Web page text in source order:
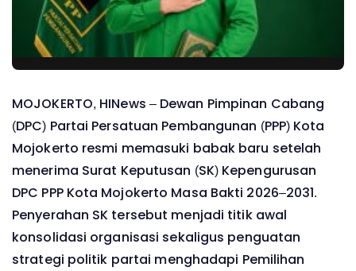
MOJOKERTO, HINews – Dewan Pimpinan Cabang
(DPC) Partai Persatuan Pembangunan (PPP) Kota
Mojokerto resmi memasuki babak baru setelah
menerima Surat Keputusan (SK) Kepengurusan
DPC PPP Kota Mojokerto Masa Bakti 2026–2031.
Penyerahan SK tersebut menjadi titik awal
konsolidasi organisasi sekaligus penguatan
strategi politik partai menghadapi Pemilihan